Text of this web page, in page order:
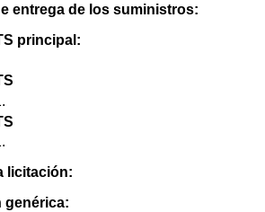
entrega de los suministros:
principal:
licitación:
genérica: